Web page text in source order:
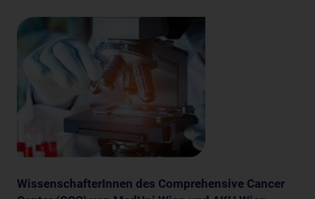
WissenschafterInnen des Comprehensive Cancer